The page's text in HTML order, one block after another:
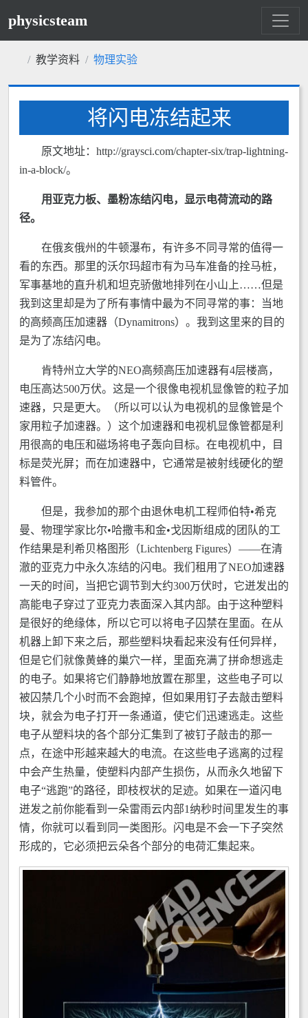
physicsteam
教学资料 物理实验
将闪电冻结起来
原文地址：http://graysci.com/chapter-six/trap-lightning-
in-a-block/。
用亚克力板、墨粉冻结闪电，显示电荷流动的路
径。
在俄亥俄州的牛顿瀑布，有许多不同寻常的值得一
看的东西。那里的沃尔玛超市有为马车准备的拴马桩，
军事基地的直升机和坦克骄傲地排列在小山上……但是
我到这里却是为了所有事情中最为不同寻常的事：当地
的高频高压加速器（Dynamitrons）。我到这里来的目的
是为了冻结闪电。
肯特州立大学的NEO高频高压加速器有4层楼高，
电压高达500万伏。这是一个很像电视机显像管的粒子加
速器，只是更大。（所以可以认为电视机的显像管是个
家用粒子加速器。）这个加速器和电视机显像管都是利
用很高的电压和磁场将电子轰向目标。在电视机中，目
标是荧光屏；而在加速器中，它通常是被射线硬化的塑
料管件。
但是，我参加的那个由退休电机工程师伯特•希克
曼、物理学家比尔•哈撒韦和金•戈因斯组成的团队的工
作结果是利希贝格图形（Lichtenberg Figures）——在清
澈的亚克力中永久冻结的闪电。我们租用了NEO加速器
一天的时间，当把它调节到大约300万伏时，它迸发出的
高能电子穿过了亚克力表面深入其内部。由于这种塑料
是很好的绝缘体，所以它可以将电子囚禁在里面。在从
机器上卸下来之后，那些塑料块看起来没有任何异样，
但是它们就像黄蜂的巢穴一样，里面充满了拼命想逃走
的电子。如果将它们静静地放置在那里，这些电子可以
被囚禁几个小时而不会跑掉，但如果用钉子去敲击塑料
块，就会为电子打开一条通道，使它们迅速逃走。这些
电子从塑料块的各个部分汇集到了被钉子敲击的那一
点，在途中形越来越大的电流。在这些电子逃离的过程
中会产生热量，使塑料内部产生损伤，从而永久地留下
电子“逃跑”的路径，即枝杈状的足迹。如果在一道闪电
迸发之前你能看到一朵雷雨云内部1纳秒时间里发生的事
情，你就可以看到同一类图形。闪电是不会一下子突然
形成的，它必须把云朵各个部分的电荷汇集起来。